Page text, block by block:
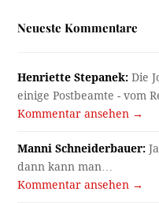
Neueste Kommentare
Henriette Stepanek: Die
einige Postbeamte - vom
Kommentar ansehen →
Manni Schneiderbauer:
dann kann man…
Kommentar ansehen →